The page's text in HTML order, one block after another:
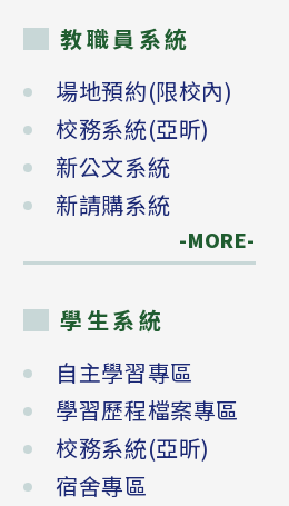
教職員系統
場地預約(限校內)
校務系統(亞昕)
新公文系統
新請購系統
-MORE-
學生系統
自主學習專區
學習歷程檔案專區
校務系統(亞昕)
宿舍專區